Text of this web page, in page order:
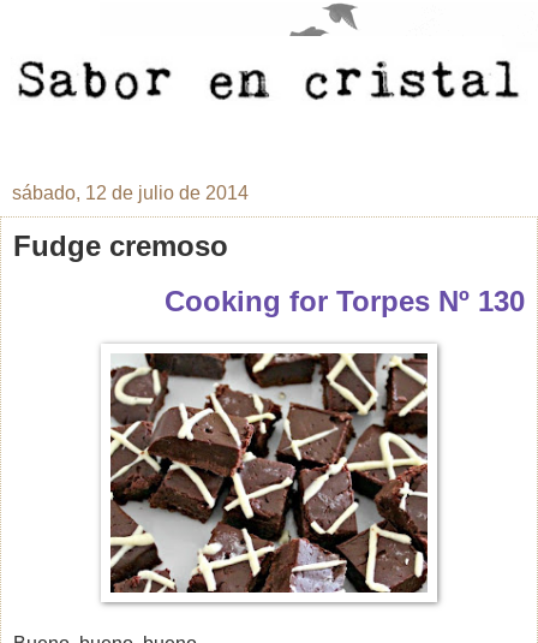
sábado, 12 de julio de 2014
Fudge cremoso
Cooking for Torpes Nº 130